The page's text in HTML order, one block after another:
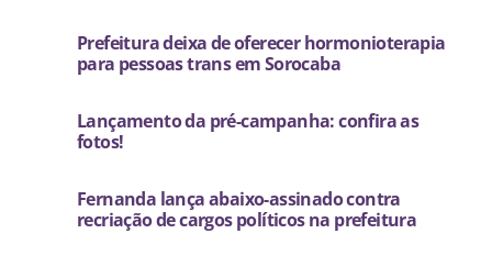
Prefeitura deixa de oferecer hormonioterapia
para pessoas trans em Sorocaba
Lançamento da pré-campanha: confira as
fotos!
Fernanda lança abaixo-assinado contra
recriação de cargos políticos na prefeitura